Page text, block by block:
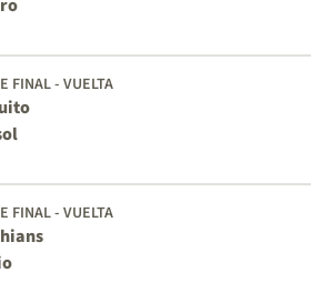
FINAL - VUELTA
FINAL - VUELTA